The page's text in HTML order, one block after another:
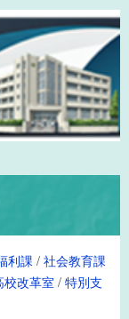
利課/社会教育課
校改革室 /特別支